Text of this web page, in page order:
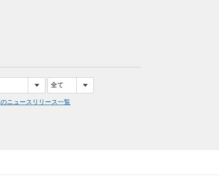
ニュースリリース一覧